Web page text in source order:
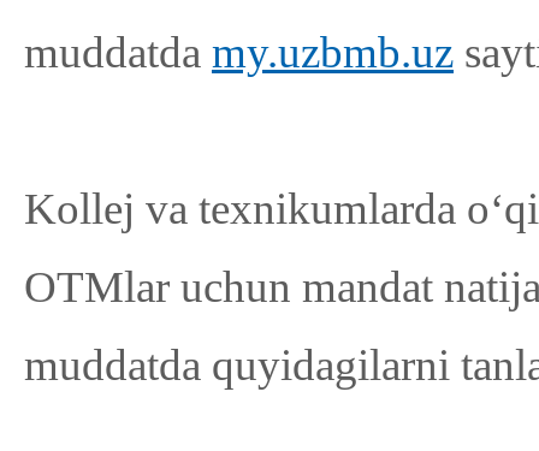
muddatda my.uzbmb.uz
Kollej va texnikumlarda
OTMlar uchun mandat
muddatda quyidagilarni